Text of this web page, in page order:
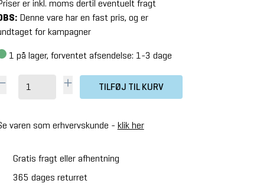
er inkl. moms dertil eventuelt fragt
Denne vare har en fast pris, og er
for kampagner
1 på lager, forventet afsendelse: 1-3 dage
TILFØJ TIL KURV
varen som erhvervskunde - klik her
Gratis fragt eller afhentning
365 dages returret